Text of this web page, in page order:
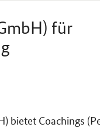
für
bietet Coachings